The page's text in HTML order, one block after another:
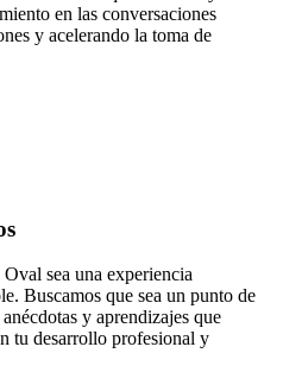
en las conversaciones
y acelerando la toma de
sea una experiencia
Buscamos que sea un punto de
y aprendizajes que
tu desarrollo profesional y